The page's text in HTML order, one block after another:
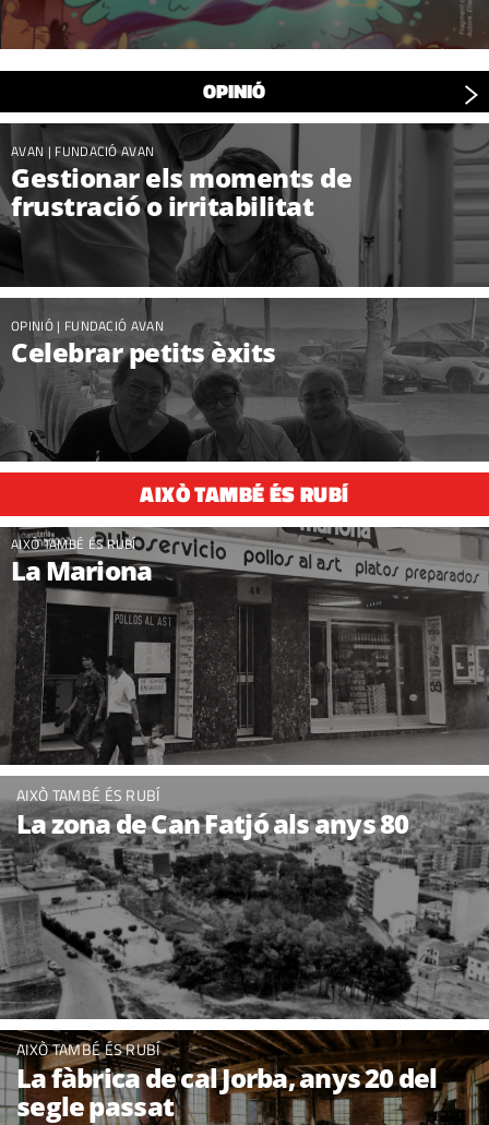
OPINIÓ
AVAN | FUNDACIÓ AVAN
Gestionar els moments de
frustració o irritabilitat
OPINIÓ | FUNDACIÓ AVAN
Celebrar petits èxits
AIXÒ TAMBÉ ÉS RUBÍ
AIXÒ TAMBÉ ÉS RUBÍ
La Mariona
AIXÒ TAMBÉ ÉS RUBÍ
La zona de Can Fatjó als anys 80
AIXÒ TAMBÉ ÉS RUBÍ
La fàbrica de cal Jorba, anys 20 del
segle passat